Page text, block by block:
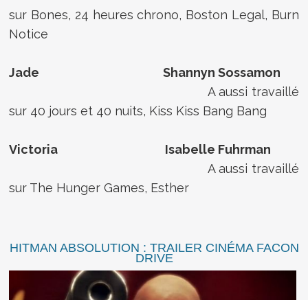
sur Bones, 24 heures chrono, Boston Legal, Burn
Notice
Jade Shannyn Sossamon
A aussi travaillé
sur 40 jours et 40 nuits, Kiss Kiss Bang Bang
Victoria Isabelle Fuhrman
A aussi travaillé
sur The Hunger Games, Esther
HITMAN ABSOLUTION : TRAILER CINÉMA FACON
DRIVE